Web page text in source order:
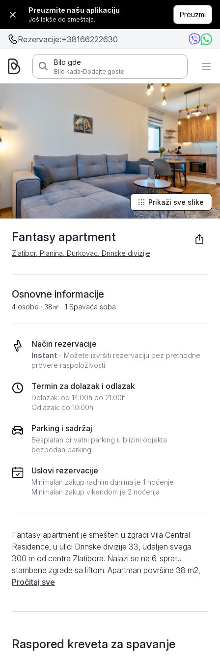
Preuzmite našu aplikaciju
Još lakše do smeštaja.
Preuzmi
Rezervacije:+38166222630
Bilo gde
Bilo kada·Dodajte goste
Fantasy apartment
Zlatibor, Planina, Đurkovac, Drinske divizije
Prikaži sve slike
Osnovne informacije
4 osobe · 38㎡ · 1 Spavaća soba
Način rezervacije
Instant - Možete izvršiti rezervaciju bez prethodne
provere raspoloživosti.
Termin za dolazak i odlazak
Dolazak: od 14:00h do 21:00h
Odlazak: do 10:00h
Parking i sadržaj
Besplatan privatni parking u blizini objekta
bezbedan parking
Uslovi rezervacije
Minimalan zakup radnim danima je 1 noćenje
Minimalan zakup vikendom je 2 noćenja
Fantasy apartment je smešten u zgradi Vila Central
Residence, u ulici Drinske divizije 33, udaljen svega
300 m od centra Zlatibora. Nalazi se na 6. spratu
stambene zgrade sa liftom. Apartman površine 38 m2,
sa odvojenom spavaćom sobom, pogodan je za
funkcionalna kuhinja će maksimalno olakšati duži i
kraći boravak, a na raspolaganju je i trpezarija sa
Pročitaj sve
Raspored kreveta za spavanje